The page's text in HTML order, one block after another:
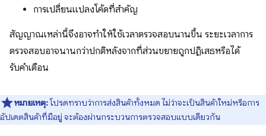
การเปลี่ยนแปลงโค้ดที่สำคัญ
สัญญาณเหล่านี้จึงอาจทำให้ใช้เวลาตรวจสอบนานขึ้น ระยะเวลาการ
ตรวจสอบอาจนานกว่าปกติหลังจากที่ส่วนขยายถูกปฏิเสธหรือได้
รับคำเตือน
หมายเหตุ:โปรดทราบว่าการส่งสินค้าทั้งหมด ไม่ว่าจะเป็นสินค้าใหม่หรือการ
อัปเดตสินค้าที่มีอยู่ จะต้องผ่านกระบวนการตรวจสอบแบบเดียวกัน